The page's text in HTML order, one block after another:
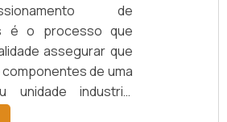
de
é o processo que
assegurar que
de uma
unidade industrial
instalados,